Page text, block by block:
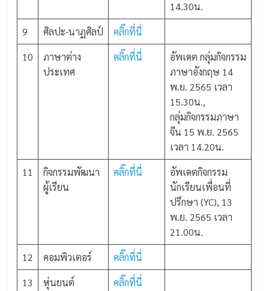
14.30น.
9
ศิลปะ-นาฏศิลป์
คลิ๊กที่นี่
10
ภาษาต่าง
ประเทศ
คลิ๊กที่นี่
อัพเดต กลุ่มกิจกรรม
ภาษาอังกฤษ 14
พ.ย. 2565 เวลา
15.30น.,
กลุ่มกิจกรรมภาษา
จีน 15 พ.ย. 2565
เวลา 14.20น.
11
กิจกรรมพัฒนา
ผู้เรียน
คลิ๊กที่นี่
อัพเดตกิจกรรม
นักเรียนเพื่อนที่
ปรึกษา (YC), 13
พ.ย. 2565 เวลา
21.00น.
12
คอมพิวเตอร์
คลิ๊กที่นี่
13
หุ่นยนต์
คลิ๊กที่นี่